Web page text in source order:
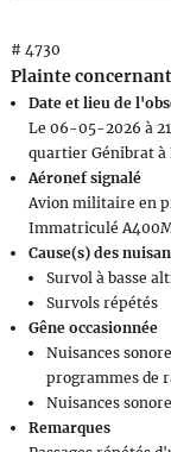
# 4730
Plainte
Date et lieu de
Le 06-05-2026 à
quartier Génibrat
Aéronef signalé
Avion militaire en
Immatriculé
Cause(s) des
Survol à basse
Survols répétés
Gêne occasionnée
Nuisances
programmes de
Nuisances
Remarques